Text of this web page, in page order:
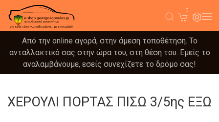
0
Από την online αγορά, στην άμεση τοποθέτηση. Το
ανταλλακτικό σας στην ώρα του, στη θέση του. Εμείς το
αναλαμβάνουμε, εσείς συνεχίζετε το δρόμο σας!
ΧΕΡΟΥΛΙ ΠΟΡΤΑΣ ΠΙΣΩ 3/5ης ΕΞΩ